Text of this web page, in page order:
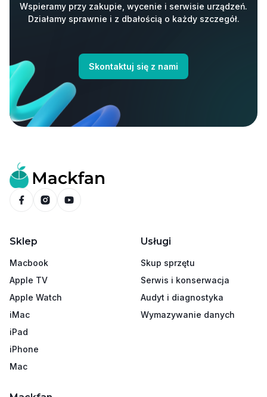
Wspieramy przy zakupie, wycenie i serwisie urządzeń.
Działamy sprawnie i z dbałością o każdy szczegół.
Skontaktuj się z nami
Sklep
Macbook
Apple TV
Apple Watch
iMac
iPad
iPhone
Mac
Usługi
Skup sprzętu
Serwis i konserwacja
Audyt i diagnostyka
Wymazywanie danych